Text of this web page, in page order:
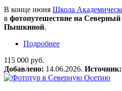
В конце июня Школа
в фотопутешествие на
Пышкиной.
Подробнее
115 000 руб.
Добавлено: 14.06.2026. Источник: